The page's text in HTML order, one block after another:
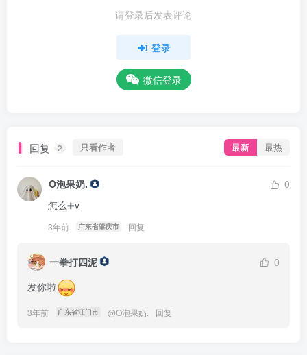
请登录后发表评论
登录
微信登录
回复 2 只看作者 最新 最热
O泡果奶.
0
怎么➕v
3年前 广东省肇庆市 回复
一拳打四泥
0
发你啦
3年前 广东省江门市 @O泡果奶. 回复